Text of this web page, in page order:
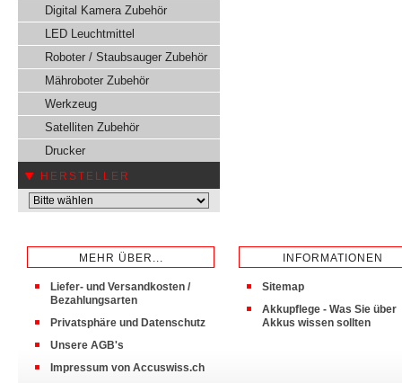
Digital Kamera Zubehör
LED Leuchtmittel
Roboter / Staubsauger Zubehör
Mähroboter Zubehör
Werkzeug
Satelliten Zubehör
Drucker
HERSTELLER
MEHR ÜBER...
Liefer- und Versandkosten /
Bezahlungsarten
Privatsphäre und Datenschutz
Unsere AGB's
Impressum von Accuswiss.ch
INFORMATIONEN
Sitemap
Akkupflege - Was Sie über
Akkus wissen sollten